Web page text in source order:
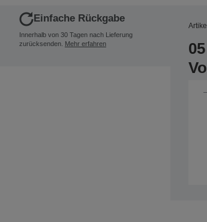
Einfache Rückgabe
Innerhalb von 30 Tagen nach Lieferung
zurücksenden. Mehr erfahren